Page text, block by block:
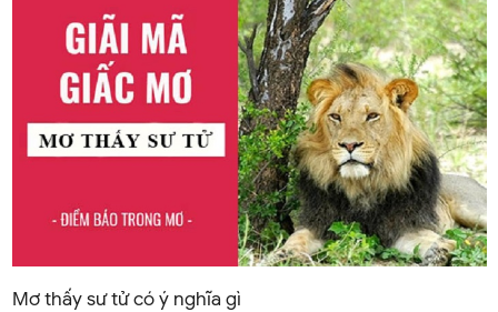
Mơ thấy sư tử có ý nghĩa gì